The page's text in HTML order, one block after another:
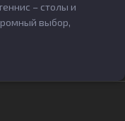
– столы и
выбор,